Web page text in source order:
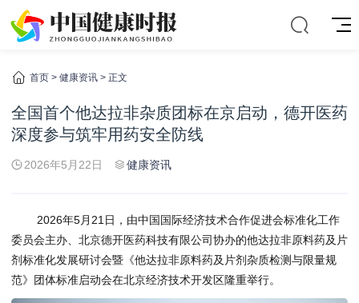
首页 > 健康资讯 > 正文
全国首个他达拉非杂质团标在京启动，德开医药
深度参与筑牢用药安全防线
2026年5月22日 健康资讯
2026年5月21日，由中国国际经济技术合作促进会标准化工作
委员会主办、北京德开医药科技有限公司协办的他达拉非原料药及片
剂标准化发展研讨会暨《他达拉非原料药及片剂杂质检测与限量规
范》团体标准启动会在北京经济技术开发区隆重举行。